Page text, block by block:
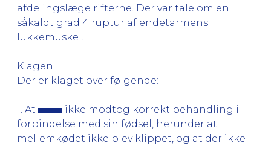
afdelingslæge rifterne. Der var tale om en
såkaldt grad 4 ruptur af endetarmens
lukkemuskel.
Klagen
Der er klaget over følgende:
1. At
ikke modtog korrekt behandling i
forbindelse med sin fødsel, herunder at
mellemkødet ikke blev klippet, og at der ikke